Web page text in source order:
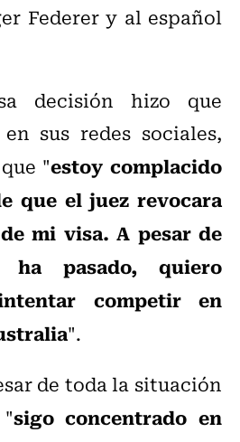
Federer y al español
decisión hizo que
sus redes sociales,
"estoy complacido
que el juez revocara
mi visa. A pesar de
pasado, quiero
competir en
".
de toda la situación
sigo concentrado en